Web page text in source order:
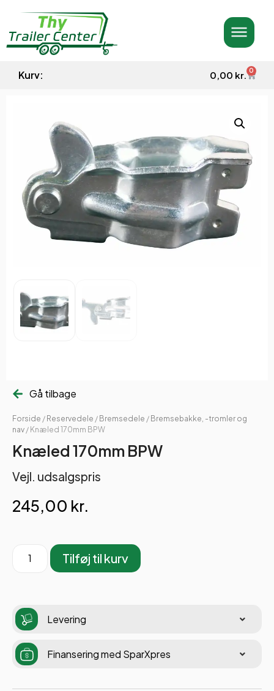
Kurv: 0,00 kr. 0
Gå tilbage
Forside / Reservedele / Bremsedele / Bremsebakke, -tromler og
nav / Knæled 170mm BPW
Knæled 170mm BPW
Vejl. udsalgspris
245,00 kr.
Tilføj til kurv
Levering
Finansering med SparXpres